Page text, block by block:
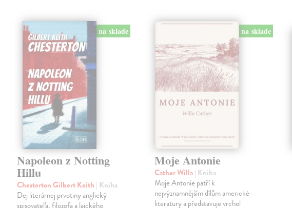
na sklade
Napoleon z Notting
Hillu
Chesterton Gilbert Keith | Kniha
Dej literárnej prvotiny anglický
spisovateľa, filozofa a laického
na sklade
Moje Antonie
Cather Willa| Kniha
Moje Antonie patří k
nejvýznamnějším dílům americké
literatury a představuje vrchol